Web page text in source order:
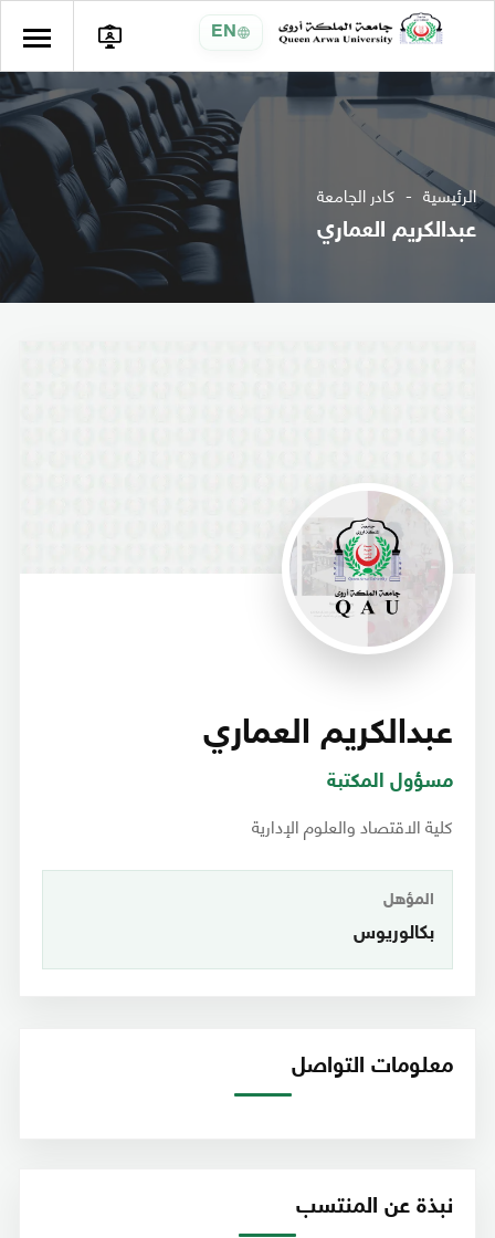
EN
الرئيسية كادر الجامعة
عبدالكريم العماري
عبدالكريم العماري
مسؤول المكتبة
كلية الاقتصاد والعلوم الإدارية
المؤهل
بكالوريوس
معلومات التواصل
نبذة عن المنتسب